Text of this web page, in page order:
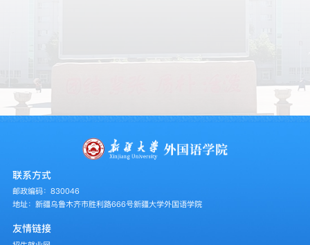
联系方式
邮政编码：830046
地址：新疆乌鲁木齐市胜利路666号新疆大学外国语学院
友情链接